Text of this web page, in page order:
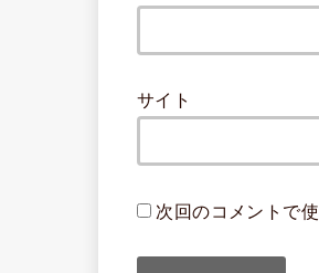
サイト
次回のコメントで